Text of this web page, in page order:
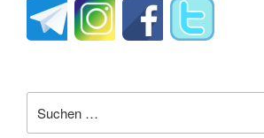
nach: